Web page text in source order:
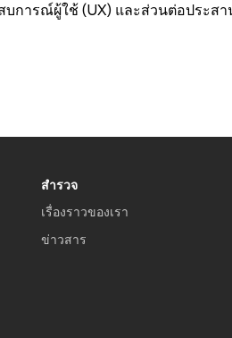
ารณ์ผู้ใช้ (UX) และส่วนต่อประส
สำรวจ
เรื่องราวของเรา
ข่าวสาร